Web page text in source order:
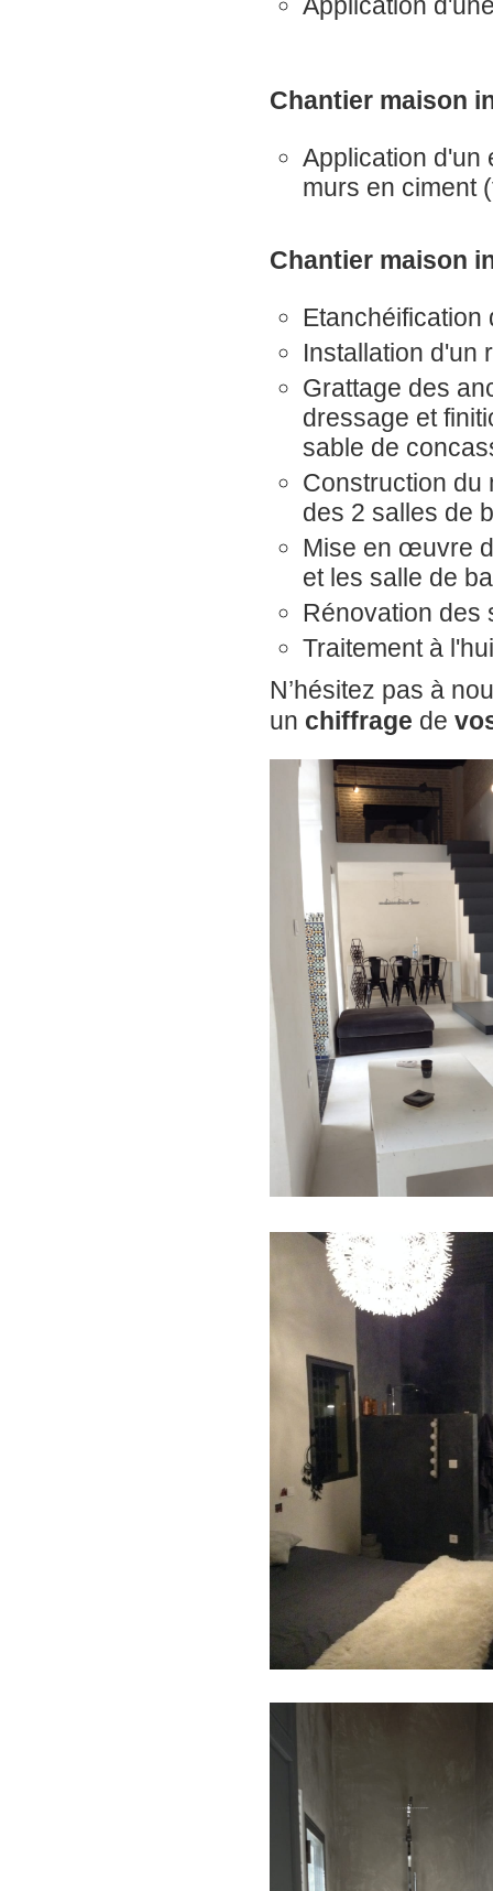
Chantier maison
Application d'un
murs en ciment
Chantier maison
Etanchéification
Installation d'un
Grattage des
dressage et
sable de
Construction du
des 2 salles de
Mise en œuvre
et les salle de
Rénovation des
Traitement à
N’hésitez pas à
un chiffrage de